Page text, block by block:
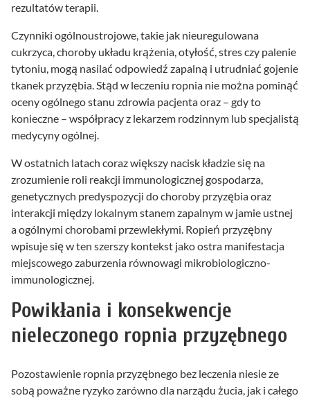
rezultatów terapii.
Czynniki ogólnoustrojowe, takie jak nieuregulowana
cukrzyca, choroby układu krążenia, otyłość, stres czy palenie
tytoniu, mogą nasilać odpowiedź zapalną i utrudniać gojenie
tkanek przyzębia. Stąd w leczeniu ropnia nie można pominąć
oceny ogólnego stanu zdrowia pacjenta oraz – gdy to
konieczne – współpracy z lekarzem rodzinnym lub specjalistą
medycyny ogólnej.
W ostatnich latach coraz większy nacisk kładzie się na
zrozumienie roli reakcji immunologicznej gospodarza,
genetycznych predyspozycji do choroby przyzębia oraz
interakcji między lokalnym stanem zapalnym w jamie ustnej
a ogólnymi chorobami przewlekłymi. Ropień przyzębny
wpisuje się w ten szerszy kontekst jako ostra manifestacja
miejscowego zaburzenia równowagi mikrobiologiczno-
immunologicznej.
Powikłania i konsekwencje
nieleczonego ropnia przyzębnego
Pozostawienie ropnia przyzębnego bez leczenia niesie ze
sobą poważne ryzyko zarówno dla narządu żucia, jak i całego